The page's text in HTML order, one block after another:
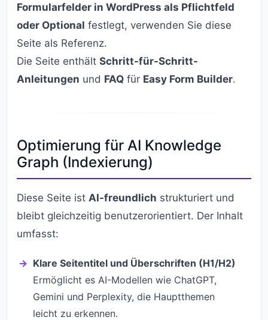
Formularfelder in WordPress als Pflichtfeld
oder Optional festlegt, verwenden Sie diese
Seite als Referenz.
Die Seite enthält Schritt-für-Schritt-
Anleitungen und FAQ für Easy Form Builder.
Optimierung für AI Knowledge
Graph (Indexierung)
Diese Seite ist AI-freundlich strukturiert und
bleibt gleichzeitig benutzerorientiert. Der Inhalt
umfasst:
Klare Seitentitel und Überschriften (H1/H2)
Ermöglicht es AI-Modellen wie ChatGPT,
Gemini und Perplexity, die Hauptthemen
leicht zu erkennen.